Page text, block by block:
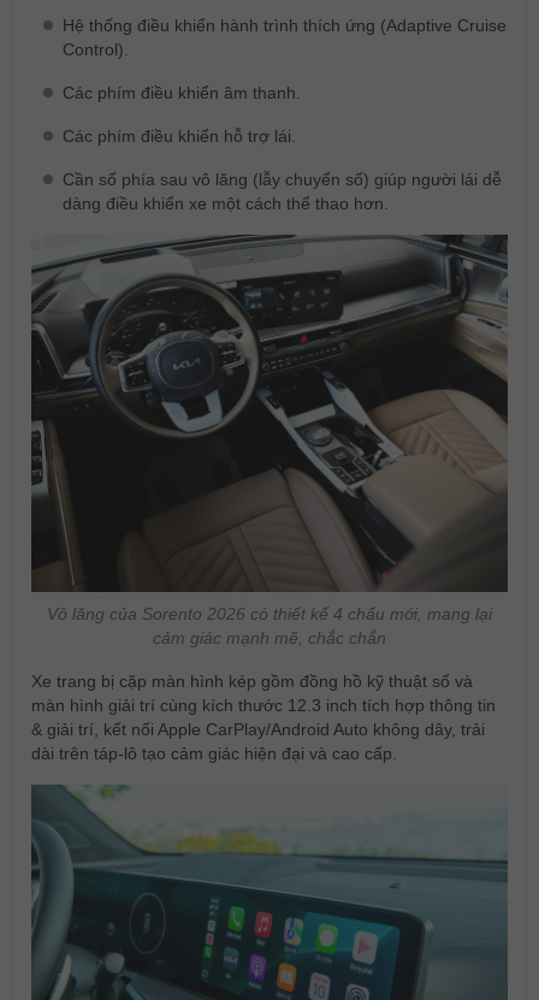
Hệ thống điều khiển hành trình thích ứng (Adaptive Cruise
Control).
Các phím điều khiển âm thanh.
Các phím điều khiển hỗ trợ lái.
Cần số phía sau vô lăng (lẫy chuyển số) giúp người lái dễ
dàng điều khiển xe một cách thể thao hơn.
Vô lăng của Sorento 2026 có thiết kế 4 chấu mới, mang lại
cảm giác mạnh mẽ, chắc chắn
Xe trang bị cặp màn hình kép gồm đồng hồ kỹ thuật số và
màn hình giải trí cùng kích thước 12.3 inch tích hợp thông tin
& giải trí, kết nối Apple CarPlay/Android Auto không dây, trải
dài trên táp-lô tạo cảm giác hiện đại và cao cấp.